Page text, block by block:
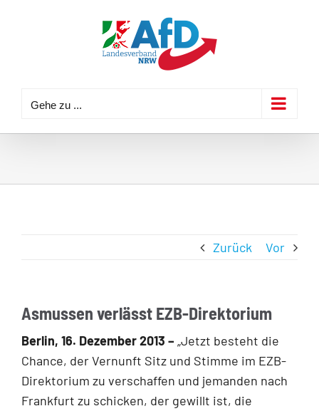
Gehe zu ...
Zurück Vor
Asmussen verlässt EZB-Direktorium
Berlin, 16. Dezember 2013 – „Jetzt besteht die
Chance, der Vernunft Sitz und Stimme im EZB-
Direktorium zu verschaffen und jemanden nach
Frankfurt zu schicken, der gewillt ist, die